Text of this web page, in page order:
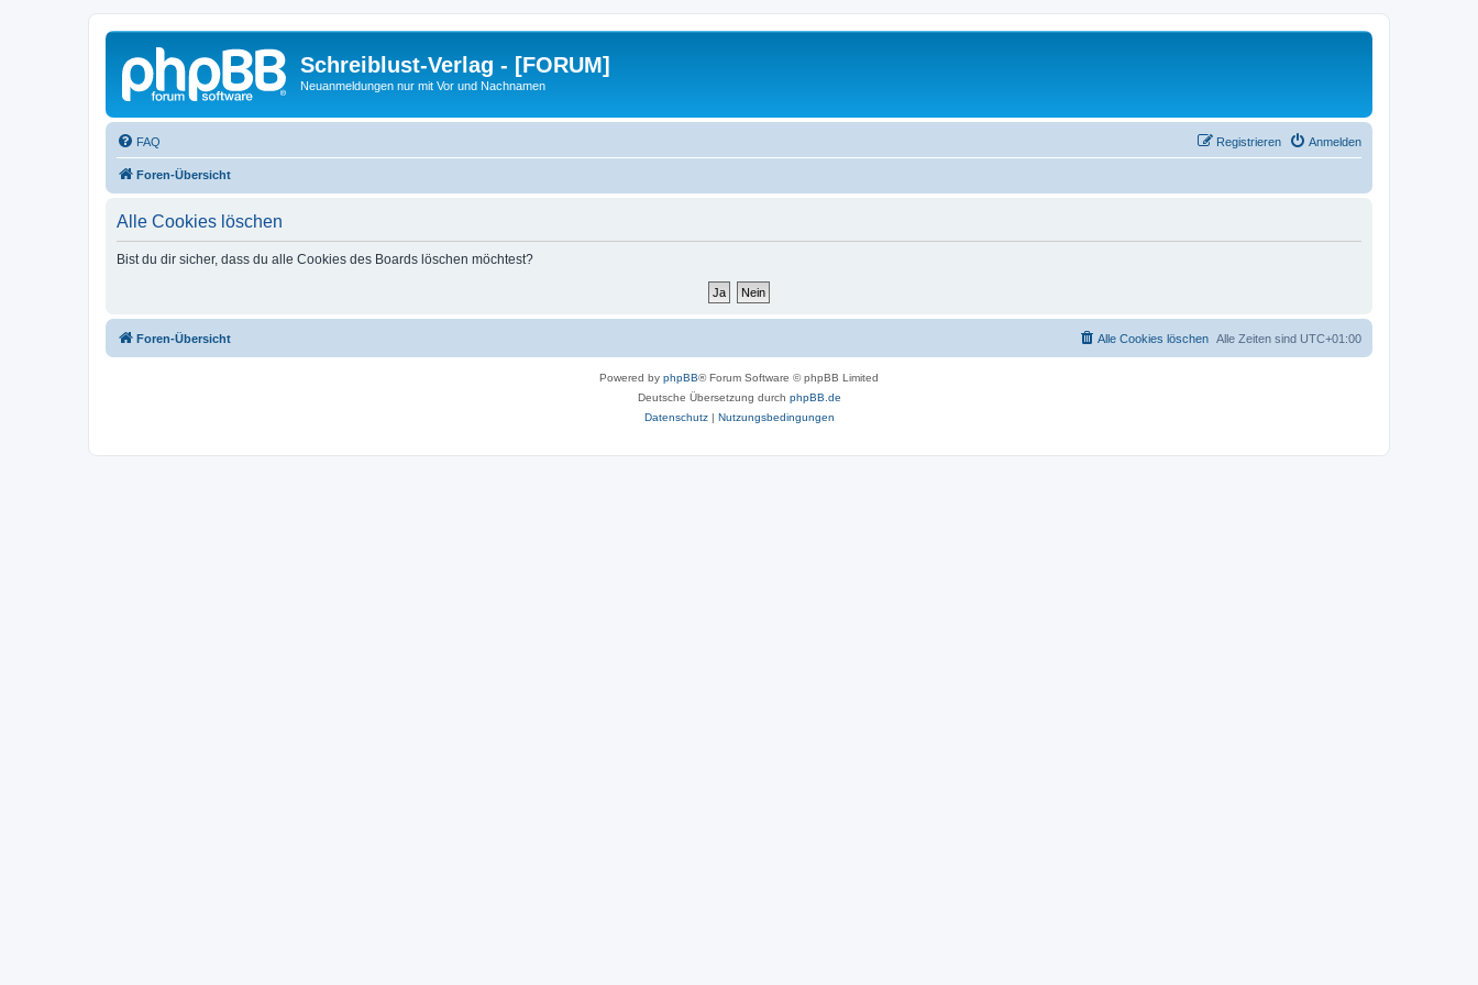
Schreiblust-Verlag - [FORUM]
Neuanmeldungen nur mit Vor und Nachnamen
FAQ Anmelden
Registrieren
Foren-Übersicht
Alle Cookies löschen
Bist du dir sicher, dass du alle Cookies des Boards löschen möchtest?
Foren-Übersicht Alle Zeiten sind UTC+01:00
Alle Cookies löschen
Powered by phpBB® Forum Software © phpBB Limited
Deutsche Übersetzung durch phpBB.de
Datenschutz| Nutzungsbedingungen